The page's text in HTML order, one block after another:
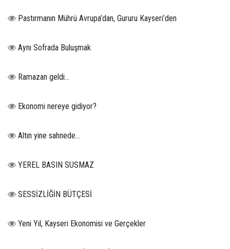
Pastırmanın Mührü Avrupa’dan, Gururu Kayseri’den
Aynı Sofrada Buluşmak
Ramazan geldi…
Ekonomi nereye gidiyor?
Altın yine sahnede…
YEREL BASIN SUSMAZ
SESSİZLİĞİN BÜTÇESİ
Yeni Yıl, Kayseri Ekonomisi ve Gerçekler